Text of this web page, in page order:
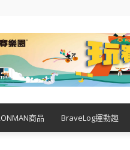
商品 BraveLog運動趣